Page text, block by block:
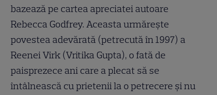
bazează pe cartea apreciatei autoare
Rebecca Godfrey. Aceasta urmărește
povestea adevărată (petrecută în 1997) a
Reenei Virk (Vritika Gupta), o fată de
paisprezece ani care a plecat să se
întâlnească cu prietenii la o petrecere și nu